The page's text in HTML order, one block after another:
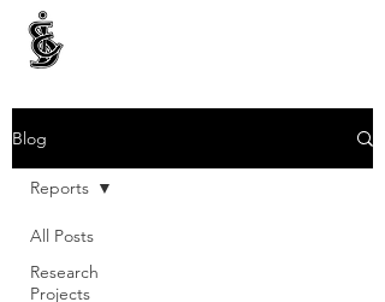
Blog
All Posts
Research
Projects
Reports